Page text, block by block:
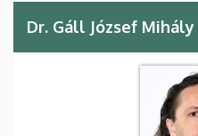
Dr. Gáll József Mihály